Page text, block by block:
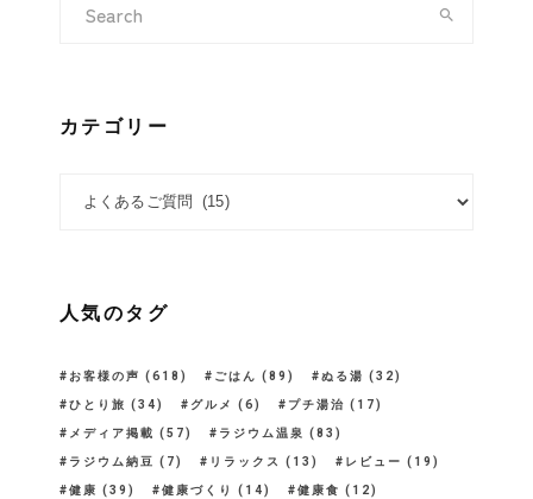
カテゴリー
人気のタグ
お客様の声 (618) ごはん (89) ぬる湯 (32)
ひとり旅 (34) グルメ (6) プチ湯治 (17)
メディア掲載 (57) ラジウム温泉 (83)
ラジウム納豆 (7) リラックス (13) レビュー (19)
健康 (39) 健康づくり (14) 健康食 (12)